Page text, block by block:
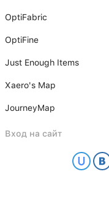
OptiFabric
OptiFine
Just Enough Items
Xаero's Mаp
JourneyMap
Вход на сайт